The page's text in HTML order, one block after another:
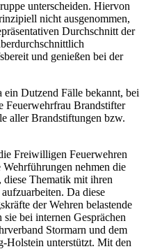
unterscheiden. Hiervon
nicht ausgenommen,
Durchschnitt der
und genießen bei der
Dutzend Fälle bekannt, bei
Feuerwehrfrau Brandstifter
aller Brandstiftungen bzw.
Freiwilligen Feuerwehren
nehmen die
diese Thematik mit ihren
Da diese
der Wehren belastende
bei internen Gesprächen
Stormarn und dem
Holstein unterstützt. Mit den